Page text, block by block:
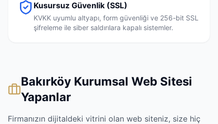
Kusursuz Güvenlik (SSL)
KVKK uyumlu altyapı, form güvenliği ve 256-bit SSL
şifreleme ile siber saldırılara kapalı sistemler.
Bakırköy Kurumsal Web Sitesi
Yapanlar
Firmanızın dijitaldeki vitrini olan web siteniz, size hiç